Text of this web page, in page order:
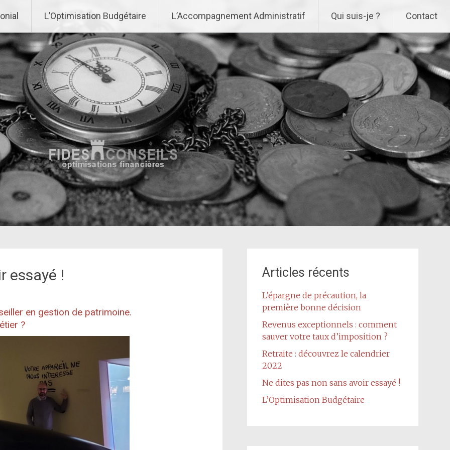
L’Optimisation Budgétaire L’Accompagnement Administratif Qui suis-je ? Contact
essayé !
en gestion de patrimoine.
?
Articles récents
L’épargne de précaution, la
première bonne décision
Revenus exceptionnels : comment
sauver votre taux d’imposition ?
Retraite : découvrez le calendrier
2022
Ne dites pas non sans avoir essayé !
L’Optimisation Budgétaire